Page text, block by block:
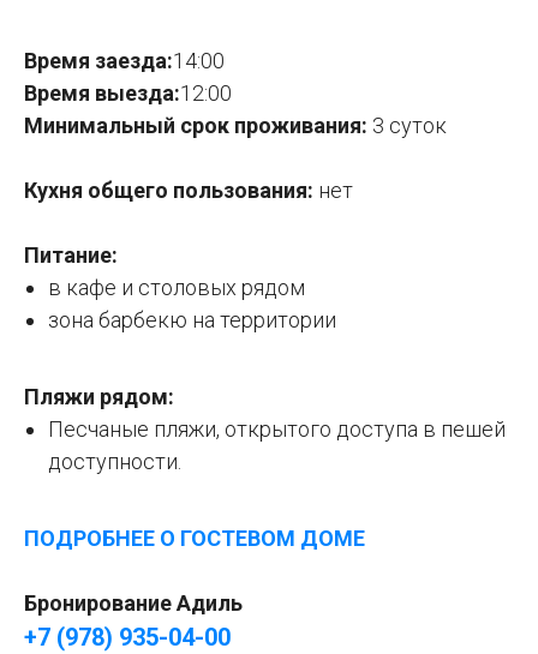
Время заезда:14:00
Время выезда:12:00
Минимальный срок проживания: 3 суток
Кухня общего пользования: нет
Питание:
в кафе и столовых рядом
зона барбекю на территории
Пляжи рядом:
Песчаные пляжи, открытого доступа в пешей
доступности.
ПОДРОБНЕЕ О ГОСТЕВОМ ДОМЕ
Бронирование Адиль
+7 (978) 935-04-00